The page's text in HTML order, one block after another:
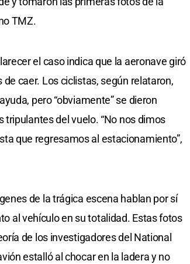
TMZ.
el caso indica que la aeronave giró
caer. Los ciclistas, según relataron,
pero “obviamente” se dieron
del vuelo. “No nos dimos
que regresamos al estacionamiento”,
de la trágica escena hablan por sí
al vehículo en su totalidad. Estas fotos
de los investigadores del National
estalló al chocar en la ladera y no